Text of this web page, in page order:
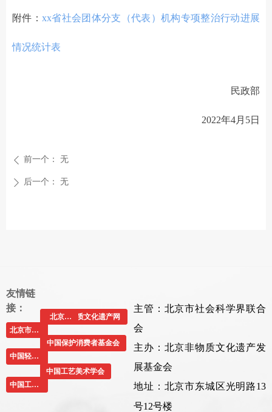
附件： xx省社会团体分支（代表）机构专项整治行动进展
情况统计表
民政部
2022年4月5日
ꄴ 前一个： 无
ꄲ 后一个： 无
友情链
接：
中国非物质文化遗产网
北京社科网
主管：北京市社会科学界联合
会
主办：北京非物质文化遗产发
展基金会
地址：北京市东城区光明路13
号12号楼
北京市民政局
中国轻工业联合会
中国保护消费者基金会
中国工艺美术协会
中国工艺美术学会